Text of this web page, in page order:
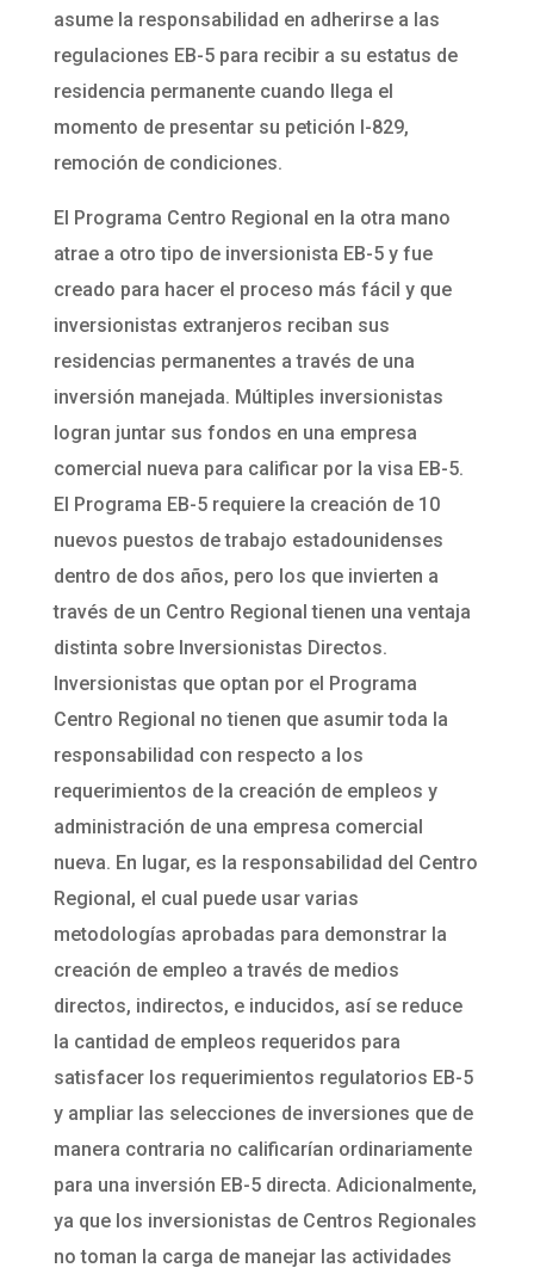
asume la responsabilidad en adherirse a las
regulaciones EB-5 para recibir a su estatus de
residencia permanente cuando llega el
momento de presentar su petición I-829,
remoción de condiciones.
El Programa Centro Regional en la otra mano
atrae a otro tipo de inversionista EB-5 y fue
creado para hacer el proceso más fácil y que
inversionistas extranjeros reciban sus
residencias permanentes a través de una
inversión manejada. Múltiples inversionistas
logran juntar sus fondos en una empresa
comercial nueva para calificar por la visa EB-5.
El Programa EB-5 requiere la creación de 10
nuevos puestos de trabajo estadounidenses
dentro de dos años, pero los que invierten a
través de un Centro Regional tienen una ventaja
distinta sobre Inversionistas Directos.
Inversionistas que optan por el Programa
Centro Regional no tienen que asumir toda la
responsabilidad con respecto a los
requerimientos de la creación de empleos y
administración de una empresa comercial
nueva. En lugar, es la responsabilidad del Centro
Regional, el cual puede usar varias
metodologías aprobadas para demonstrar la
creación de empleo a través de medios
directos, indirectos, e inducidos, así se reduce
la cantidad de empleos requeridos para
satisfacer los requerimientos regulatorios EB-5
y ampliar las selecciones de inversiones que de
manera contraria no calificarían ordinariamente
para una inversión EB-5 directa. Adicionalmente,
ya que los inversionistas de Centros Regionales
no toman la carga de manejar las actividades